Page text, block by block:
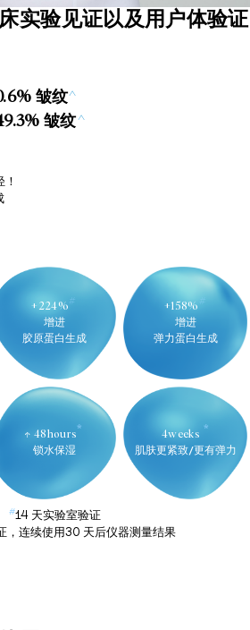
实验见证以及用户体验证
皱纹^
皱纹^
+224% #
增进
胶原蛋白生成
+158% #
增进
弹力蛋白生成
↑ 48hours*
锁水保湿
4weeks *
肌肤更紧致/更有弹力
#14 天实验室验证
，连续使用30 天后仪器测量结果